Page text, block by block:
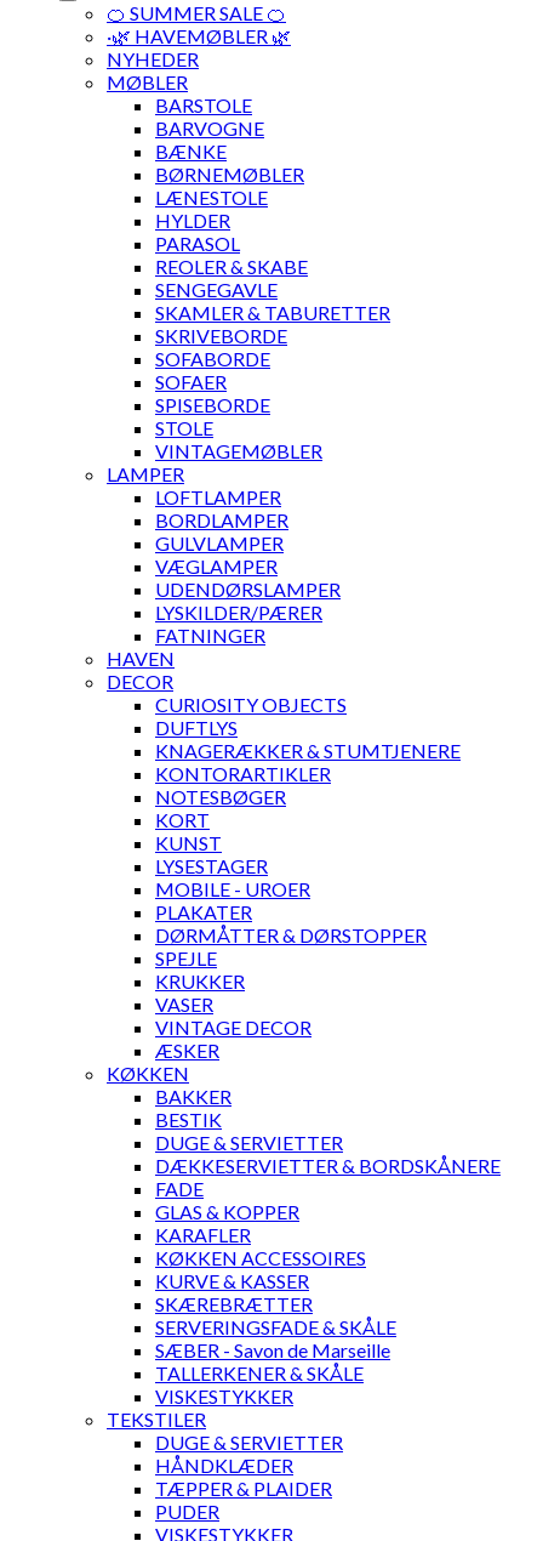
🍊 SUMMER SALE 🍊
·🌿 HAVEMØBLER 🌿
NYHEDER
MØBLER
BARSTOLE
BARVOGNE
BÆNKE
BØRNEMØBLER
LÆNESTOLE
HYLDER
PARASOL
REOLER & SKABE
SENGEGAVLE
SKAMLER & TABURETTER
SKRIVEBORDE
SOFABORDE
SOFAER
SPISEBORDE
STOLE
VINTAGEMØBLER
LAMPER
LOFTLAMPER
BORDLAMPER
GULVLAMPER
VÆGLAMPER
UDENDØRSLAMPER
LYSKILDER/PÆRER
FATNINGER
HAVEN
DECOR
CURIOSITY OBJECTS
DUFTLYS
KNAGERÆKKER & STUMTJENERE
KONTORARTIKLER
NOTESBØGER
KORT
KUNST
LYSESTAGER
MOBILE - UROER
PLAKATER
DØRMÅTTER & DØRSTOPPER
SPEJLE
KRUKKER
VASER
VINTAGE DECOR
ÆSKER
KØKKEN
BAKKER
BESTIK
DUGE & SERVIETTER
DÆKKESERVIETTER & BORDSKÅNERE
FADE
GLAS & KOPPER
KARAFLER
KØKKEN ACCESSOIRES
KURVE & KASSER
SKÆREBRÆTTER
SERVERINGSFADE & SKÅLE
SÆBER - Savon de Marseille
TALLERKENER & SKÅLE
VISKESTYKKER
TEKSTILER
DUGE & SERVIETTER
HÅNDKLÆDER
TÆPPER & PLAIDER
PUDER
VISKESTYKKER